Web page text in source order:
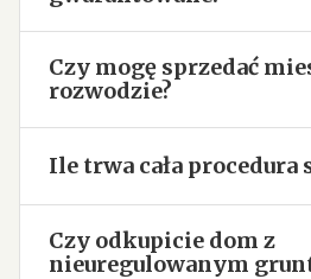
Czy mogę sprzedać
rozwodzie?
Ile trwa cała procedura
Czy odkupicie dom z
nieuregulowanym